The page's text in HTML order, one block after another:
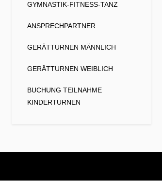
GYMNASTIK-FITNESS-TANZ
ANSPRECHPARTNER
GERÄTTURNEN MÄNNLICH
GERÄTTURNEN WEIBLICH
BUCHUNG TEILNAHME
KINDERTURNEN